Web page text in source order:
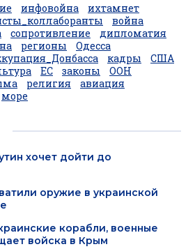
инфовойна
ихтамнет
война
сопротивление
дипломатия
регионы
Одесса
кадры
США
ЕС законы
ООН
религия
авиация
море
хочет дойти до
оружие в украинской
корабли, военные
войска в Крым